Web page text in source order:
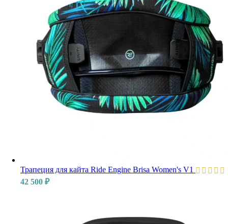
Трапеция для кайта Ride Engine Brisa Women's V1
42 500 ₽